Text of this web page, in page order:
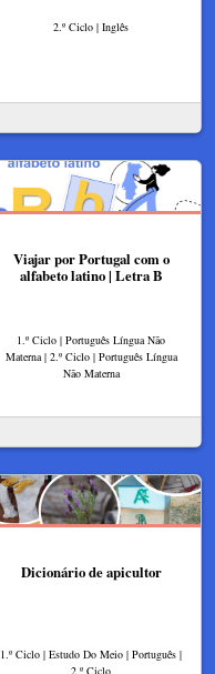
2.º Ciclo | Inglês
Viajar por Portugal com o
alfabeto latino | Letra B
1.º Ciclo | Português Língua Não
Materna | 2.º Ciclo | Português Língua
Não Materna
Dicionário de apicultor
1.º Ciclo | Estudo Do Meio | Português |
2.º Ciclo